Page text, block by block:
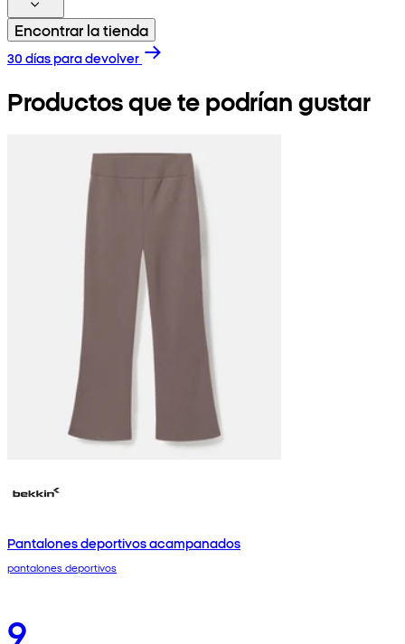
Encontrar la tienda
30 días para devolver
Productos que te podrían gustar
Pantalones deportivos acampanados
pantalones deportivos
9